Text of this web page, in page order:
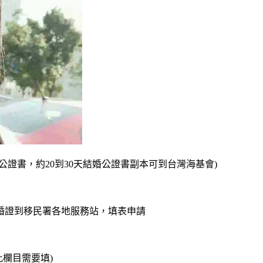
書，約20到30天結婚公證書副本可到台灣海基會)
到移民署各地服務站，填表申請
欄目需要填)